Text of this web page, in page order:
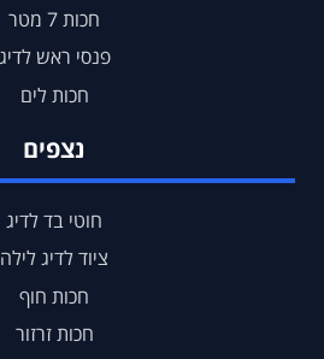
חכות 7 מטר
פנסי ראש לדיג
חכות לים
נצפים
חוטי בד לדיג
ציוד לדיג לילה
חכות חוף
חכות זרזור